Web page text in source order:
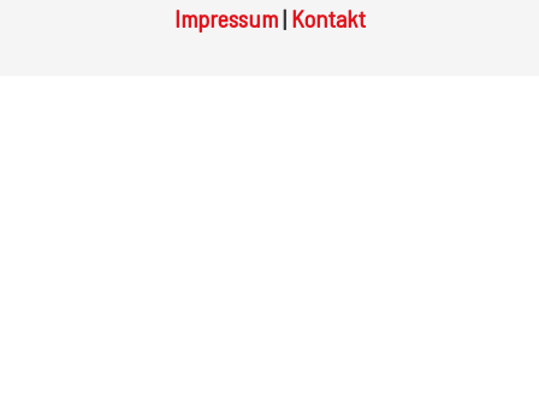
Impressum| Kontakt